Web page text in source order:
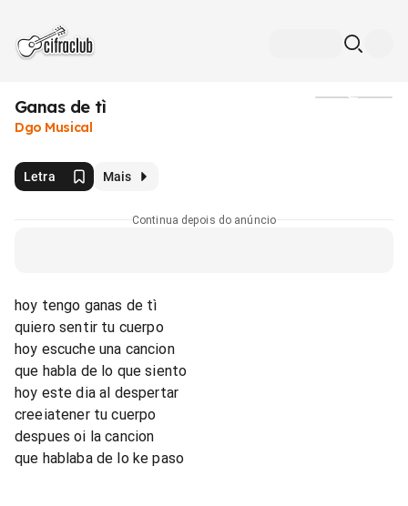
Ganas de tì
Dgo Musical
Letra Mais
Continua depois do anúncio
hoy tengo ganas de tì
quiero sentir tu cuerpo
hoy escuche una cancion
que habla de lo que siento
hoy este dia al despertar
creeiatener tu cuerpo
despues oi la cancion
que hablaba de lo ke paso